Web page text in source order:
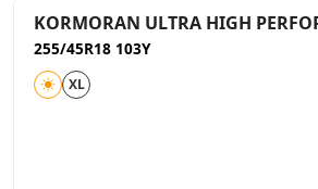
KORMORAN ULTRA HIGH
255/45R18 103Y
XL